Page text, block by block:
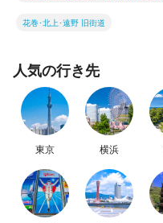
花巻･北上･遠野 旧街道
人気の行き先
東京 横浜